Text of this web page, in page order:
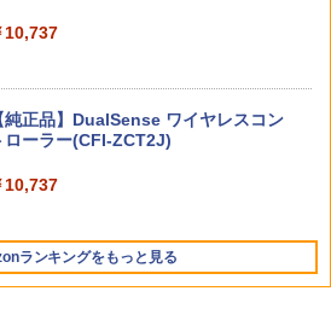
lite/Switch 有機ELモテルに対応 収納
ッグ 防水 防塵 耐衝撃 持ち運び便利 ポ
チ スタンド/コントローラー/カード/ド
クなど収納可能 カバー 収納ボックス
2,880
Switch 2 ACアダプター
ター PS5版(【早期購入特典】超冒険
役立ちセット)
新品】Battlefield 6（バトルフィール
6） 【初回特典】 DLC「トゥームスト
ンパック」 同梱 PlayStation5 (PS5)
エディション 4【Blu-ray】 [ 堀川亮 ]
21,824
ラインコード版
10,737
純正品】DualSense ワイヤレスコン
ローラー(CFI-ZCT2J)
10,737
ランキングをもっと見る